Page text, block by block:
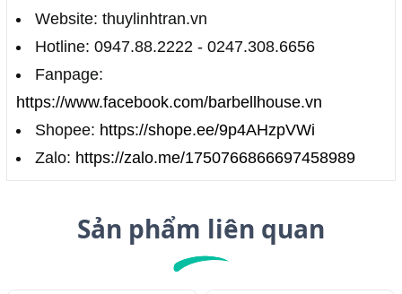
Website: thuylinhtran.vn
Hotline: 0947.88.2222 - 0247.308.6656
Fanpage:
https://www.facebook.com/barbellhouse.vn
Shopee: https://shope.ee/9p4AHzpVWi
Zalo: https://zalo.me/1750766866697458989
Sản phẩm liên quan